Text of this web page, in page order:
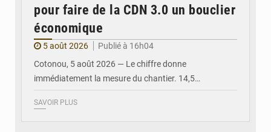
pour faire de la CDN 3.0 un bouclier
économique
5 août 2026
Publié à 16h04
Cotonou, 5 août 2026 — Le chiffre donne
immédiatement la mesure du chantier. 14,5…
SAVOIR PLUS